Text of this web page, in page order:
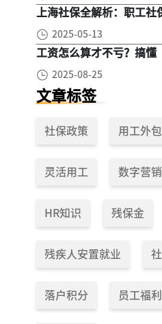
上海社保全解析：职工社
2025-05-13
工资怎么算才不亏？搞
2025-08-25
文章标签
社保政策 用工外包
灵活用工 数字营销
HR知识 残保金
残疾人安置就业
落户积分 员工福利